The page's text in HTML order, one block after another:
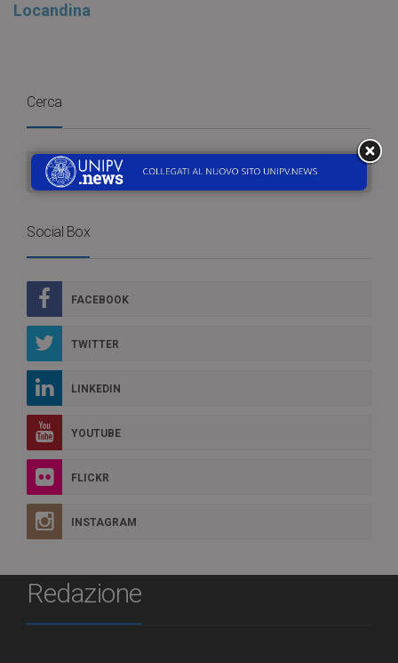
Locandina
Cerca
Social Box
FACEBOOK
TWITTER
LINKEDIN
YOUTUBE
FLICKR
INSTAGRAM
Redazione